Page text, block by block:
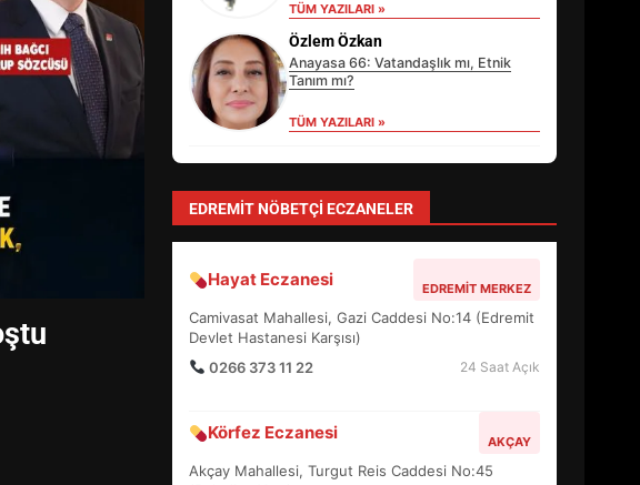
TÜM YAZILARI »
Özlem Özkan
Anayasa 66: Vatandaşlık mı, Etnik
Tanım mı?
TÜM YAZILARI »
EDREMIT NÖBETÇI ECZANELER
Hayat Eczanesi EDREMIT MERKEZ
Camivasat Mahallesi, Gazi Caddesi No:14 (Edremit
Devlet Hastanesi Karşısı)
0266 373 11 22
24 Saat Açık
Körfez Eczanesi AKÇAY
Akçay Mahallesi, Turgut Reis Caddesi No:45
3
EİB’DE KRİTİK ATAMA:
SÜRDÜRÜLEBİLİRLİKTE NE
DEĞİŞECEK?
4
EDREMİT’İN GURURU TÜRKİYE
FİNALİNDE NE BAŞARDI?
5
BALIKESİR MÜZELERİNDE
SÜRE UZATILDI: NE DEĞİŞTİ?
BURHANİYE SATRANÇ
DEĞİŞTİRİYOR?